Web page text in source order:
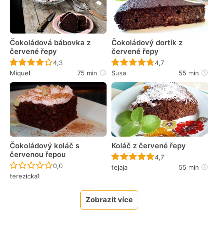
Čokoládová bábovka z
červené řepy
Recept ještě nebyl hodnocen
4,3
Miquel
75 min
Čokoládový dortík z
červené řepy
Recept ještě nebyl
4,7
Susa
55 min
Čokoládový koláč s
červenou řepou
Recept ještě nebyl hodnocen
0,0
terezicka1
Koláč z červené řepy
Recept ještě nebyl
4,7
tejaja
55 min
Zobrazit více